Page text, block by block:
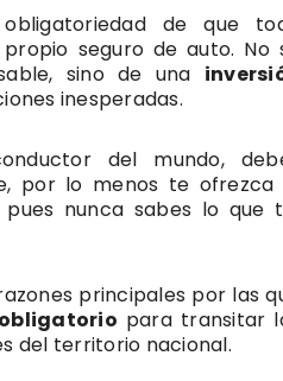
de que
seguro de auto. No
sino de una
inesperadas.
del mundo,
por lo menos te ofrezca
nunca sabes lo que
principales por las
para transitar
del territorio nacional.